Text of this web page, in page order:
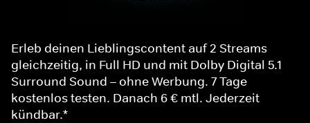
Erleb deinen Lieblingscontent auf 2 Streams
gleichzeitig, in Full HD und mit Dolby Digital 5.1
Surround Sound – ohne Werbung. 7 Tage
kostenlos testen. Danach 6 € mtl. Jederzeit
kündbar.*